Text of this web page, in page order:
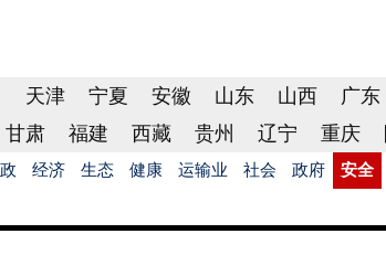
天津 宁夏 安徽 山东 山西 广东
甘肃 福建 西藏 贵州 辽宁 重庆
经济 生态 健康 运输业 社会 政府 安全